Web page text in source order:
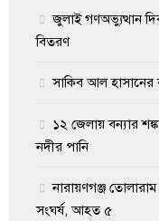
জুলাই গণঅভ্যুত্থান
বিতরণ
সাকিব আল হাসানের
১২ জেলায় বন্যার
নদীর পানি
নারায়ণগঞ্জ
সংঘর্ষ, আহত ৫